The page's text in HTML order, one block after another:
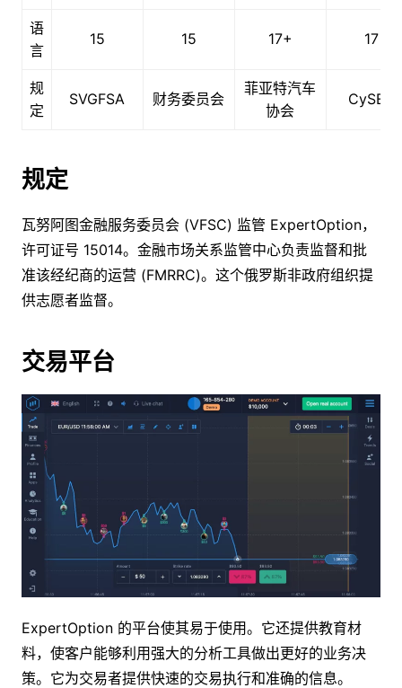
语
言
15 15 17+ 17
规
定
SVGFSA 财务委员会
菲亚特汽车
协会
CySEC
规定
瓦努阿图金融服务委员会 (VFSC) 监管 ExpertOption，
许可证号 15014。金融市场关系监管中心负责监督和批
准该经纪商的运营 (FMRRC)。这个俄罗斯非政府组织提
供志愿者监督。
交易平台
ExpertOption 的平台使其易于使用。它还提供教育材
料，使客户能够利用强大的分析工具做出更好的业务决
策。它为交易者提供快速的交易执行和准确的信息。